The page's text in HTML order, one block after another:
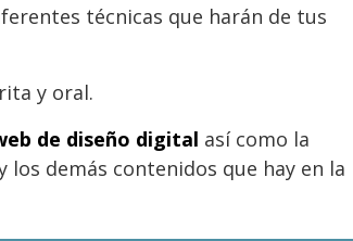
técnicas que harán de tus
y oral.
de diseño digital así como la
demás contenidos que hay en la